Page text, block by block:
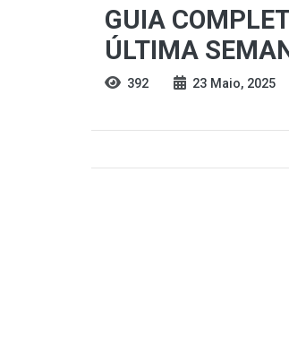
GUIA
ÚLTIMA
392 23 Maio, 2025